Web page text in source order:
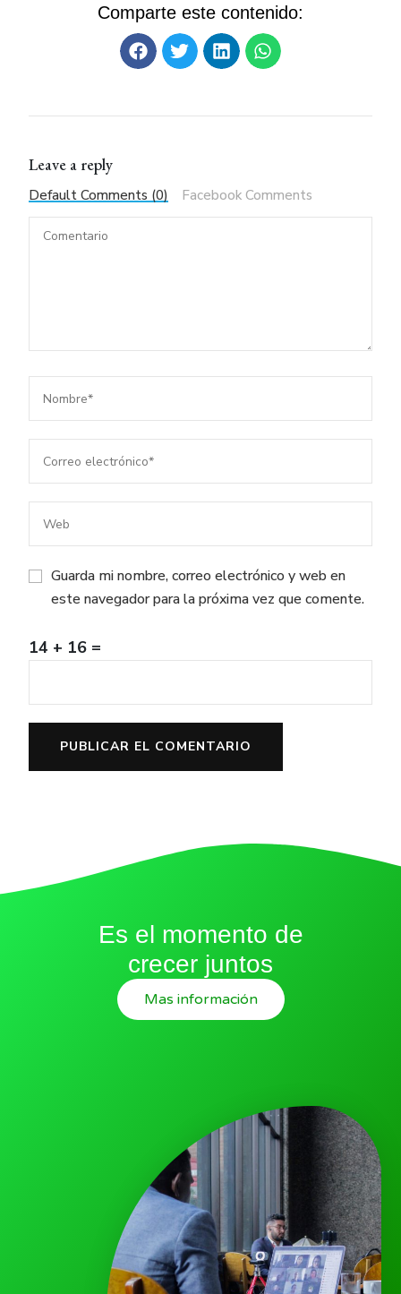
Comparte este contenido:
Leave a reply
Default Comments (0) Facebook Comments
Guarda mi nombre, correo electrónico y web en
este navegador para la próxima vez que comente.
14 + 16 =
Es el momento de
crecer juntos
Mas información